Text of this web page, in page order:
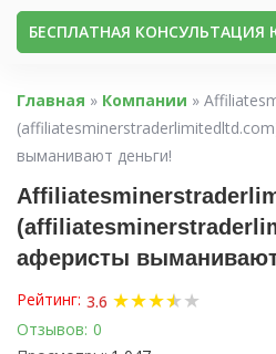
БЕСПЛАТНАЯ КОНСУЛЬТАЦИЯ
Главная » Компании »
выманивают деньги!
аферисты
Рейтинг: 3.6 ★★★★
★★
Отзывов: 0